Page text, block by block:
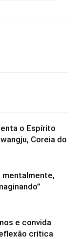
o Espírito
Coreia do
mentalmente,
e convida
crítica